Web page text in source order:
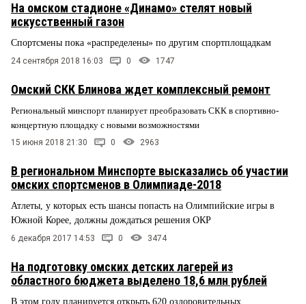
На омском стадионе «Динамо» стелят новый
искусственный газон
Спортсмены пока «распределены» по другим спортплощадкам
24 сентября 2018 16:03 0 1747
Омский СКК Блинова ждет комплексный ремонт
Региональный минспорт планирует преобразовать СКК в спортивно-
концертную площадку с новыми возможностями
15 июня 2018 21:30 0 2963
В региональном Минспорте высказались об участии
омских спортсменов в Олимпиаде-2018
Атлеты, у которых есть шансы попасть на Олимпийские игры в
Южной Корее, должны дождаться решения ОКР
6 декабря 2017 14:53 0 3474
На подготовку омских детских лагерей из
областного бюджета выделено 18,6 млн рублей
В этом году планируется открыть 620 оздоровительных